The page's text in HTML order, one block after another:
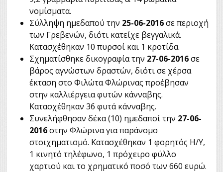
νομίσματα.
Σύλληψη ημεδαπού την 25-06-2016σε περιοχή
των Γρεβενών, διότι κατείχε βεγγαλικά.
Κατασχέθηκαν 10 πυρσοί και 1 κροτίδα.
Σχηματίσθηκε δικογραφία την 27-06-2016σε
βάρος αγνώστων δραστών, διότι σε χέρσα
έκταση στο Φιλώτα Φλώρινας προέβησαν
στην καλλιέργεια φυτών κάνναβης.
Κατασχέθηκαν 36 φυτά κάνναβης.
Συνελήφθησαν δέκα (10) ημεδαποί την 27-06-
2016στην Φλώρινα για παράνομο
στοιχηματισμό. Κατασχέθηκαν 1 φορητός Η/Υ,
1 κινητό τηλέφωνο, 1 πρόχειρο φύλλο
χαρτιού και το χρηματικό ποσό των 660 ευρώ.